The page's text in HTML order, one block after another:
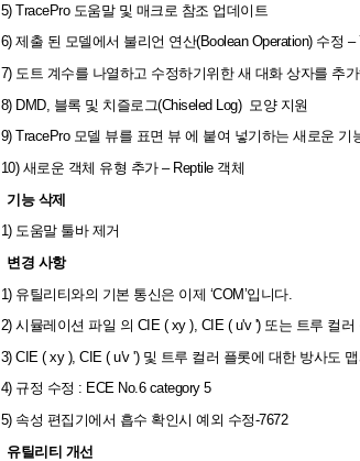
5) TracePro 도움말 및 매크로 참조 업데이트
6) 제출 된 모델에서 불리언 연산(Boolean Operation) 수정 –
7) 도트 계수를 나열하고 수정하기위한 새 대화 상자를 추가
8) DMD, 블록 및 치즐로그(Chiseled Log) 모양 지원
9) TracePro 모델 뷰를 표면 뷰 에 붙여 넣기하는 새로운 기
10) 새로운 객체 유형 추가 – Reptile 객체
기능 삭제
1) 도움말 툴바 제거
변경 사항
1) 유틸리티와의 기본 통신은 이제 ‘COM’입니다.
2) 시뮬레이션 파일 의 CIE ( xy ), CIE ( u'v ') 또는 트루 컬
3) CIE ( xy ), CIE ( u'v ') 및 트루 컬러 플롯에 대한 방사도
4) 규정 수정 : ECE No.6 category 5
5) 속성 편집기에서 흡수 확인시 예외 수정-7672
유틸리티 개선